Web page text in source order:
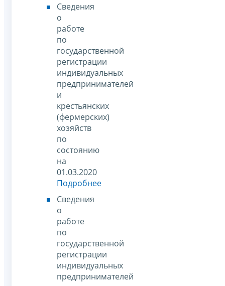
Сведения
о
работе
по
государственной
регистрации
индивидуальных
предпринимателей
и
крестьянских
(фермерских)
хозяйств
по
состоянию
на
01.03.2020
Подробнее
Сведения
о
работе
по
государственной
регистрации
индивидуальных
предпринимателей